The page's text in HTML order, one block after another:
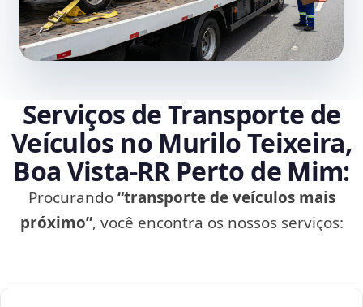
Serviços de Transporte de
Veículos no Murilo Teixeira,
Boa Vista‑RR Perto de Mim:
Procurando“transporte de veículos mais
próximo”, você encontra os nossos serviços: